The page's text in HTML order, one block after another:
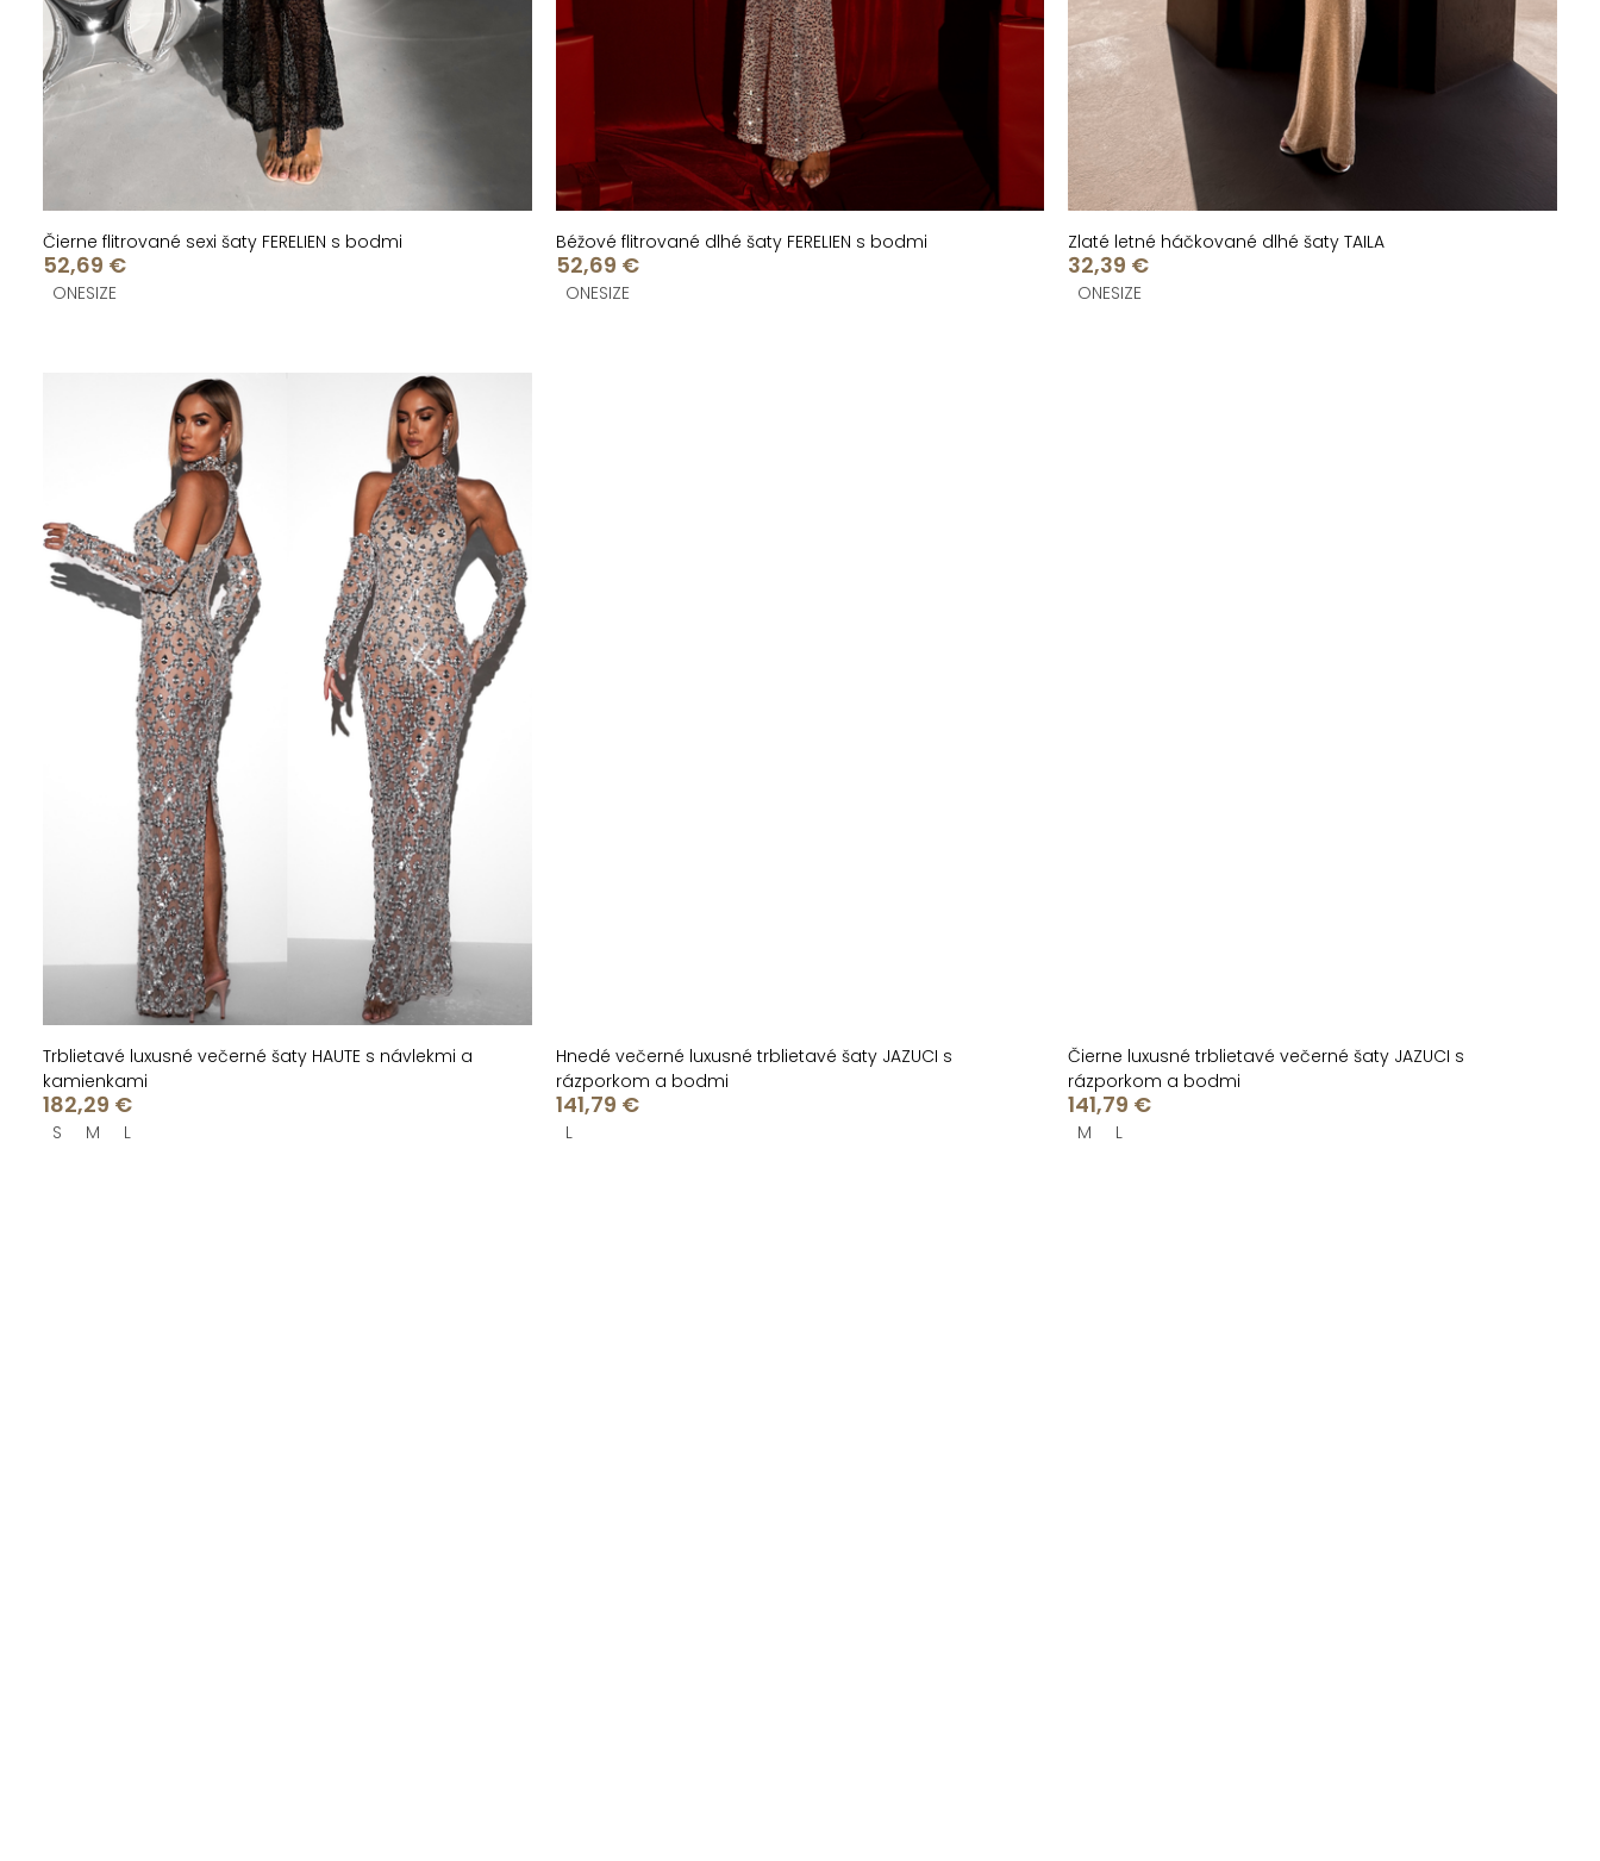
u
k
t
o
v
u
k
t
v
Čierne flitrované sexi šaty FERELIEN s bodmi
52,69 €
ONESIZE
Béžové flitrované dlhé šaty FERELIEN s bodmi
52,69 €
ONESIZE
Zlaté letné háčkované dlhé šaty TAILA
32,39 €
ONESIZE
Trblietavé luxusné večerné šaty HAUTE s návlekmi a
kamienkami
182,29 €
S M L
Hnedé večerné luxusné trblietavé šaty JAZUCI s
rázporkom a bodmi
141,79 €
L
Čierne luxusné trblietavé večerné šaty JAZUCI s
rázporkom a bodmi
141,79 €
M L